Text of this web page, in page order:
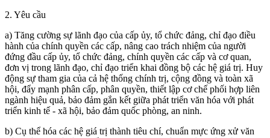
2. Yêu cầu
a) Tăng cường sự lãnh đạo của cấp ủy, tổ chức đảng, chỉ đạo điều
hành của chính quyền các cấp, nâng cao trách nhiệm của người
đứng đầu cấp ủy, tổ chức đảng, chính quyền các cấp và cơ quan,
đơn vị trong lãnh đạo, chỉ đạo triển khai đồng bộ các hệ giá trị. Huy
động sự tham gia của cả hệ thống chính trị, cộng đồng và toàn xã
hội, đẩy mạnh phân cấp, phân quyền, thiết lập cơ chế phối hợp liên
ngành hiệu quả, bảo đảm gắn kết giữa phát triển văn hóa với phát
triển kinh tế - xã hội, bảo đảm quốc phòng, an ninh.
b) Cụ thể hóa các hệ giá trị thành tiêu chí, chuẩn mực ứng xử văn